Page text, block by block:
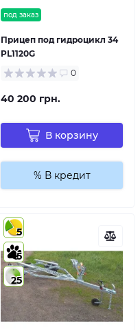
под заказ
Прицеп под гидроцикл 34
PL1120G
0
40 200 грн.
В корзину
% В кредит
5
5
25